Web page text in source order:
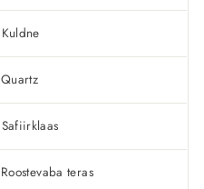
Kuldne
Quartz
Safiirklaas
Roostevaba teras